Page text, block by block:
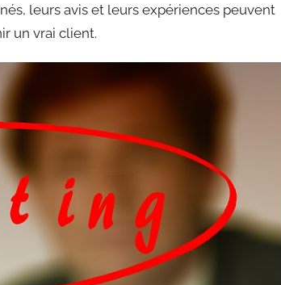
leurs avis et leurs expériences peuvent
un vrai client.